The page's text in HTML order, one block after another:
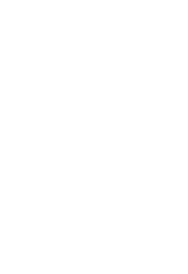
are used to help us analyze how